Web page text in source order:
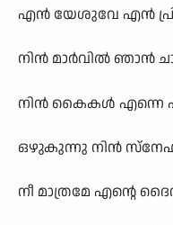
എന്‍ യേശുവേ എന്‍
നിന്‍ മാര്‍വില്‍ ഞാന്‍
നിന്‍ കൈകള്‍ എന്നെ
ഒഴുകുന്നു നിന്‍
നീ മാത്രമേ എന്റെ